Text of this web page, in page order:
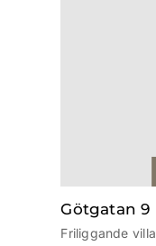
Götgatan 9
Friliggande villa